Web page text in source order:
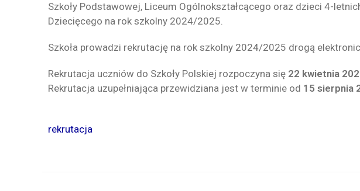
Szkoły Podstawowej, Liceum Ogólnokształcącego oraz dzieci 4-
Dziecięcego na rok szkolny 2024/2025.
Szkoła prowadzi rekrutację na rok szkolny 2024/2025 drogą
Rekrutacja uczniów do Szkoły Polskiej rozpoczyna się 22 kwietnia
Rekrutacja uzupełniająca przewidziana jest w terminie od 15 sierpnia
rekrutacja